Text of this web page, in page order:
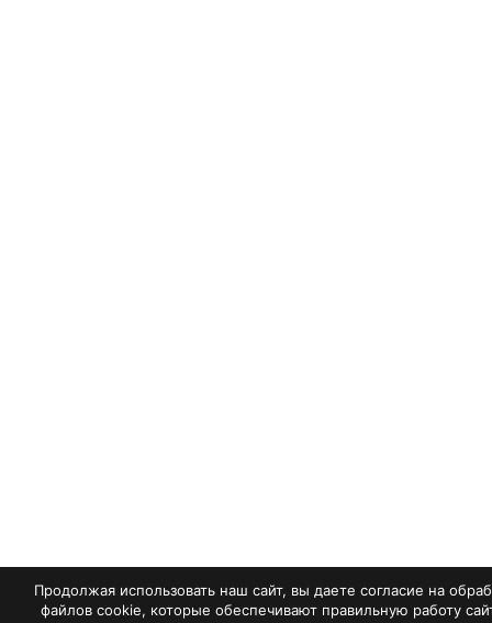
Продолжая использовать наш сайт, вы даете согласие на
файлов cookie, которые обеспечивают правильную работу